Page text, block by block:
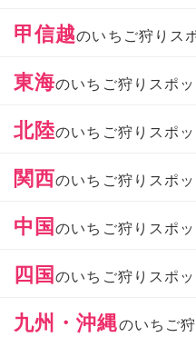
甲信越のいちご狩りス
東海のいちご狩りスポッ
北陸のいちご狩りスポッ
関西のいちご狩りスポッ
中国のいちご狩りスポッ
四国のいちご狩りスポッ
九州・沖縄のいちご